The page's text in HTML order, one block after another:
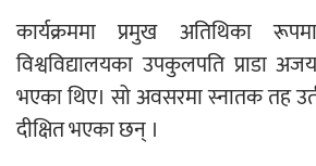
प्रेस काउन्सिल सदस्य
जनमत पत्रकार संघ
कार्यक्रममा प्रमुख अतिथिका
विश्वविद्यालयका उपकुलपति प्राडा
भएका थिए। सो अवसरमा स्नातक तह
दीक्षित भएका छन् ।